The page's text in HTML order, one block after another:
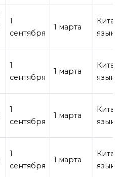
1
сентября
1 марта
язык
1
сентября
1 марта
язык
1
сентября
1 марта
язык
1
сентября
1 марта
язык